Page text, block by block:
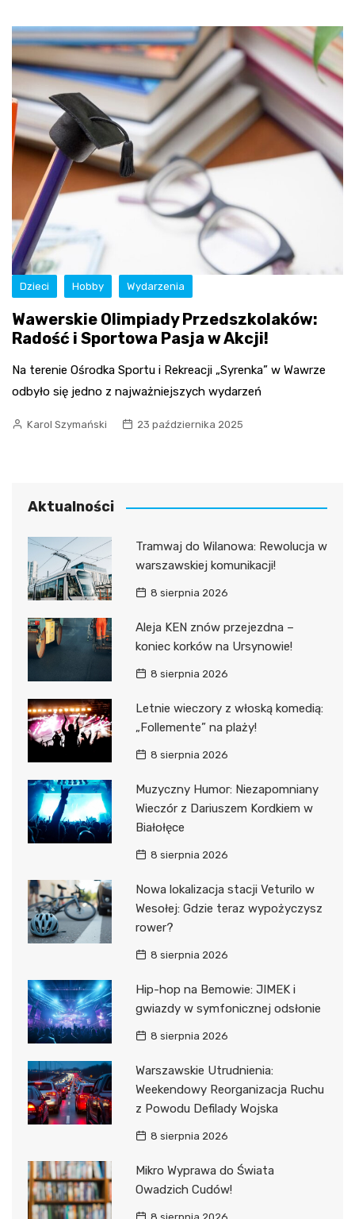
Dzieci Hobby Wydarzenia
Wawerskie Olimpiady Przedszkolaków:
Radość i Sportowa Pasja w Akcji!
Na terenie Ośrodka Sportu i Rekreacji „Syrenka” w Wawrze
odbyło się jedno z najważniejszych wydarzeń
Karol Szymański 23 października 2025
Aktualności
Tramwaj do Wilanowa: Rewolucja w
warszawskiej komunikacji!
8 sierpnia 2026
Aleja KEN znów przejezdna –
koniec korków na Ursynowie!
8 sierpnia 2026
Letnie wieczory z włoską komedią:
„Follemente” na plaży!
8 sierpnia 2026
Muzyczny Humor: Niezapomniany
Wieczór z Dariuszem Kordkiem w
Białołęce
8 sierpnia 2026
Nowa lokalizacja stacji Veturilo w
Wesołej: Gdzie teraz wypożyczysz
rower?
8 sierpnia 2026
Hip-hop na Bemowie: JIMEK i
gwiazdy w symfonicznej odsłonie
8 sierpnia 2026
Warszawskie Utrudnienia:
Weekendowy Reorganizacja Ruchu
z Powodu Defilady Wojska
8 sierpnia 2026
Mikro Wyprawa do Świata
Owadzich Cudów!